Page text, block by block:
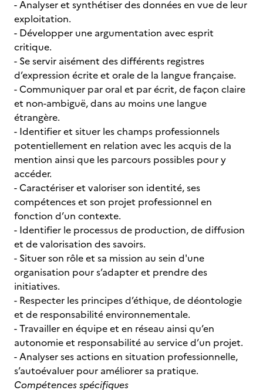
- Analyser et synthétiser des données en vue de leur
exploitation.
- Développer une argumentation avec esprit
critique.
- Se servir aisément des différents registres
d’expression écrite et orale de la langue française.
- Communiquer par oral et par écrit, de façon claire
et non-ambiguë, dans au moins une langue
étrangère.
- Identifier et situer les champs professionnels
potentiellement en relation avec les acquis de la
mention ainsi que les parcours possibles pour y
accéder.
- Caractériser et valoriser son identité, ses
compétences et son projet professionnel en
fonction d’un contexte.
- Identifier le processus de production, de diffusion
et de valorisation des savoirs.
- Situer son rôle et sa mission au sein d'une
organisation pour s’adapter et prendre des
initiatives.
- Respecter les principes d’éthique, de déontologie
et de responsabilité environnementale.
- Travailler en équipe et en réseau ainsi qu’en
autonomie et responsabilité au service d’un projet.
- Analyser ses actions en situation professionnelle,
s’autoévaluer pour améliorer sa pratique.
Compétences spécifiques